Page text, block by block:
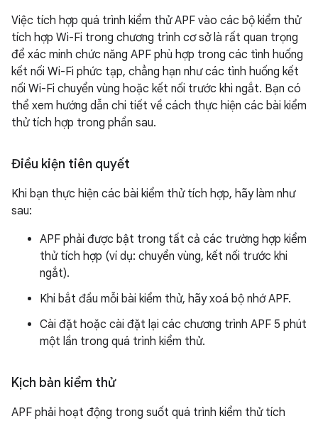
Việc tích hợp quá trình kiểm thử APF vào các bộ kiểm thử
tích hợp Wi-Fi trong chương trình cơ sở là rất quan trọng
để xác minh chức năng APF phù hợp trong các tình huống
kết nối Wi-Fi phức tạp, chẳng hạn như các tình huống kết
nối Wi-Fi chuyển vùng hoặc kết nối trước khi ngắt. Bạn có
thể xem hướng dẫn chi tiết về cách thực hiện các bài kiểm
thử tích hợp trong phần sau.
Điều kiện tiên quyết
Khi bạn thực hiện các bài kiểm thử tích hợp, hãy làm như
sau:
APF phải được bật trong tất cả các trường hợp kiểm
thử tích hợp (ví dụ: chuyển vùng, kết nối trước khi
ngắt).
Khi bắt đầu mỗi bài kiểm thử, hãy xoá bộ nhớ APF.
Cài đặt hoặc cài đặt lại các chương trình APF 5 phút
một lần trong quá trình kiểm thử.
Kịch bản kiểm thử
APF phải hoạt động trong suốt quá trình kiểm thử tích